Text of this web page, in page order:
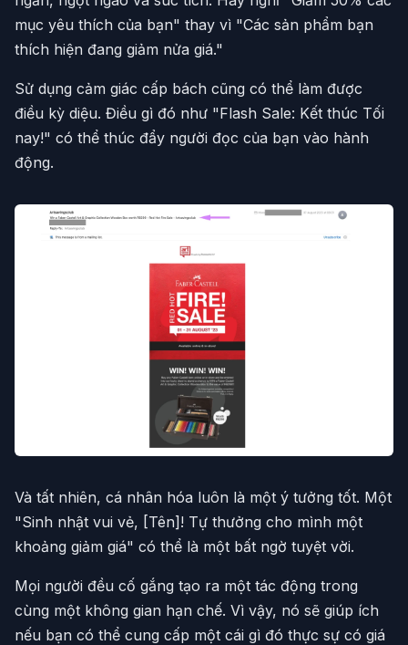
mục yêu thích của bạn" thay vì "Các sản phẩm bạn
thích hiện đang giảm nửa giá."
Sử dụng cảm giác cấp bách cũng có thể làm được
điều kỳ diệu. Điều gì đó như "Flash Sale: Kết thúc Tối
nay!" có thể thúc đẩy người đọc của bạn vào hành
động.
Và tất nhiên, cá nhân hóa luôn là một ý tưởng tốt. Một
"Sinh nhật vui vẻ, [Tên]! Tự thưởng cho mình một
khoảng giảm giá" có thể là một bất ngờ tuyệt vời.
Mọi người đều cố gắng tạo ra một tác động trong
cùng một không gian hạn chế. Vì vậy, nó sẽ giúp ích
nếu bạn có thể cung cấp một cái gì đó thực sự có giá